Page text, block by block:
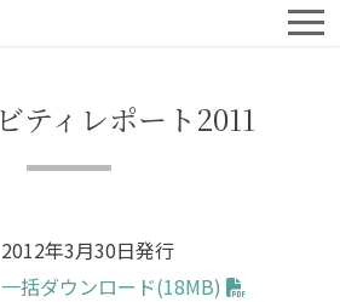
ティレポート2011
2012年3月30日発行
一括ダウンロード(18MB)